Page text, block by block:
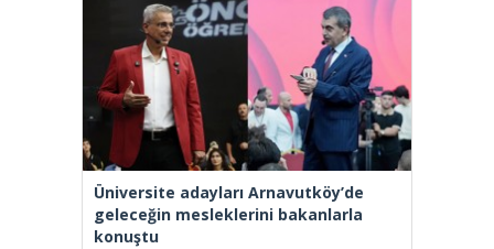
Üniversite adayları Arnavutköy’de
geleceğin mesleklerini bakanlarla
konuştu